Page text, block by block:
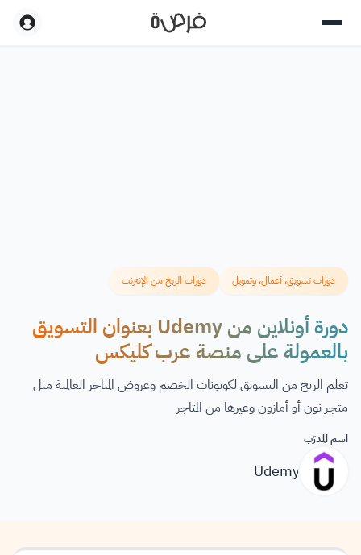
دورات تسويق، أعمال، وتمويل دورات الربح من الإنترنت
دورة أونلاين من Udemy بعنوان التسويق
بالعمولة على منصة عرب كليكس
تعلم الربح من التسويق لكوبونات الخصم وعروض المتاجر العالمية مثل
متجر نون أو أمازون وغيرها من المتاجر
اسم المدرّب
Udemy